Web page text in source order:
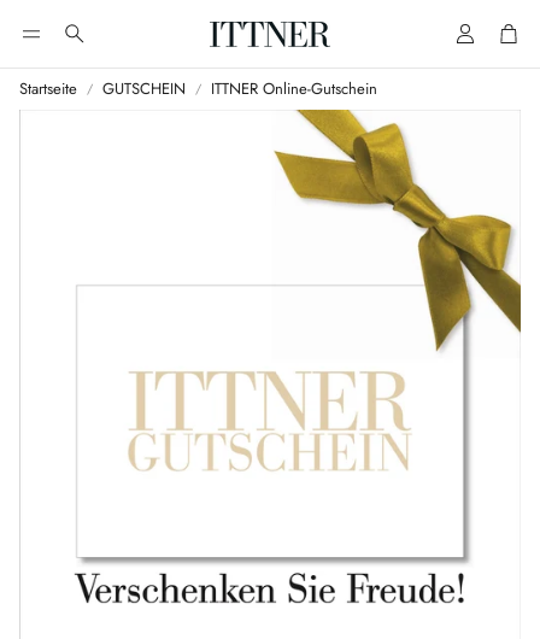
Suche AccountCart
Startseite GUTSCHEIN ITTNER Online-Gutschein